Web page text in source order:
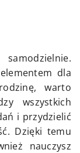
dla
warto
wszystkich
i przydzielić
Dzięki temu
nauczysz